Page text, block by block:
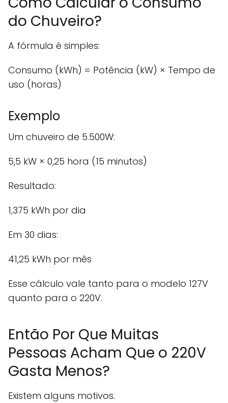
do Chuveiro?
A fórmula é simples:
Consumo (kWh) = Potência (kW) × Tempo de
uso (horas)
Exemplo
Um chuveiro de 5.500W:
5,5 kW × 0,25 hora (15 minutos)
Resultado:
1,375 kWh por dia
Em 30 dias:
41,25 kWh por mês
Esse cálculo vale tanto para o modelo 127V
quanto para o 220V.
Então Por Que Muitas
Pessoas Acham Que o 220V
Gasta Menos?
Existem alguns motivos.